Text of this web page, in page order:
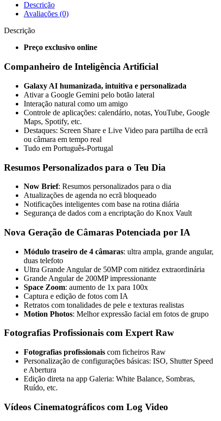
Descrição
Avaliações (0)
Descrição
Preço exclusivo online
Companheiro de Inteligência Artificial
Galaxy AI humanizada, intuitiva e personalizada
Ativar a Google Gemini pelo botão lateral
Interação natural como um amigo
Controle de aplicações: calendário, notas, YouTube, Google
Maps, Spotify, etc.
Destaques: Screen Share e Live Video para partilha de ecrã
ou câmara em tempo real
Tudo em Português-Portugal
Resumos Personalizados para o Teu Dia
Now Brief: Resumos personalizados para o dia
Atualizações de agenda no ecrã bloqueado
Notificações inteligentes com base na rotina diária
Segurança de dados com a encriptação do Knox Vault
Nova Geração de Câmaras Potenciada por IA
Módulo traseiro de 4 câmaras: ultra ampla, grande angular,
duas telefoto
Ultra Grande Angular de 50MP com nitidez extraordinária
Grande Angular de 200MP impressionante
Space Zoom: aumento de 1x para 100x
Captura e edição de fotos com IA
Retratos com tonalidades de pele e texturas realistas
Motion Photos: Melhor expressão facial em fotos de grupo
Fotografias Profissionais com Expert Raw
Fotografias profissionais com ficheiros Raw
Personalização de configurações básicas: ISO, Shutter Speed
e Abertura
Edição direta na app Galeria: White Balance, Sombras,
Ruído, etc.
Vídeos Cinematográficos com Log Video